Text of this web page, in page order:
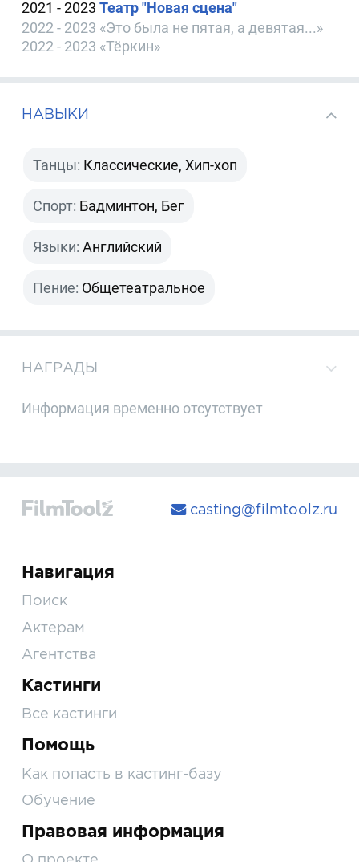
2021 - 2023Театр "Новая сцена"
2022 - 2023 «Это была не пятая, а девятая...»
2022 - 2023 «Тёркин»
НАВЫКИ
Танцы: Классические, Хип-хоп
Спорт: Бадминтон, Бег
Языки: Английский
Пение: Общетеатральное
НАГРАДЫ
Информация временно отсутствует
casting@filmtoolz.ru
Навигация
Поиск
Актерам
Агентства
Кастинги
Все кастинги
Помощь
Как попасть в кастинг-базу
Обучение
Правовая информация